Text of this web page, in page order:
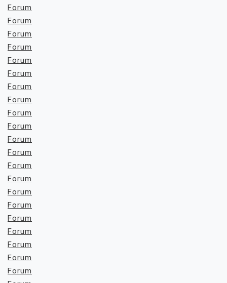
Forum
Forum
Forum
Forum
Forum
Forum
Forum
Forum
Forum
Forum
Forum
Forum
Forum
Forum
Forum
Forum
Forum
Forum
Forum
Forum
Forum